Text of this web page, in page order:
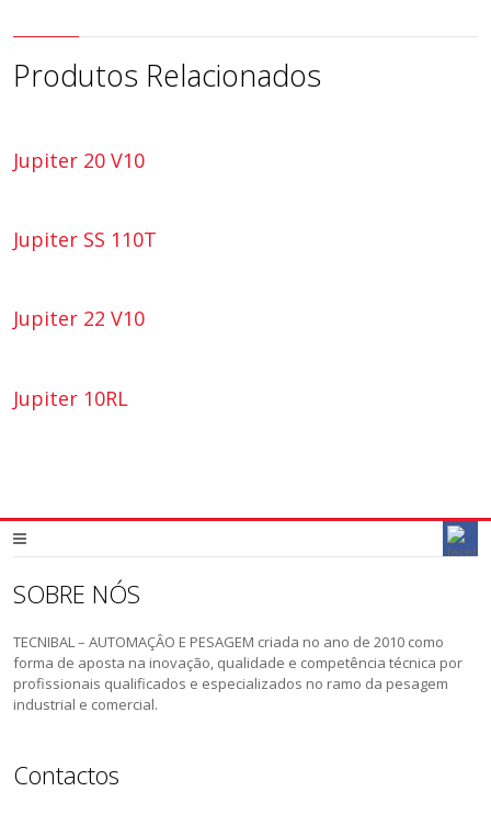
Produtos Relacionados
Jupiter 20 V10
Jupiter SS 110T
Jupiter 22 V10
Jupiter 10RL
SOBRE NÓS
TECNIBAL – AUTOMAÇÂO E PESAGEM criada no ano de 2010 como
forma de aposta na inovação, qualidade e competência técnica por
profissionais qualificados e especializados no ramo da pesagem
industrial e comercial.
Contactos